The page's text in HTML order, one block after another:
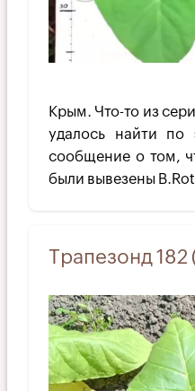
Крым. Что-то из
удалось найти по
сообщение о том,
были вывезены
Трапезонд 182